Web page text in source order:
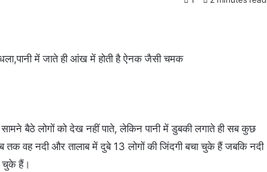
में जाते ही आंख में होती है ऐनक जैसी चमक
बैठे लोगों को देख नहीं पाते, लेकिन पानी में डुबकी लगाते ही सब कुछ
वह नदी और तालाब में दुबे 13 लोगों की जिंदगी बचा चुके हैं जबकि नदी
चुके हैं।